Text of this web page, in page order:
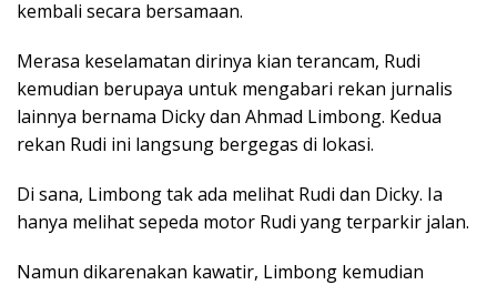
kembali secara bersamaan.
Merasa keselamatan dirinya kian terancam, Rudi
kemudian berupaya untuk mengabari rekan jurnalis
lainnya bernama Dicky dan Ahmad Limbong. Kedua
rekan Rudi ini langsung bergegas di lokasi.
Di sana, Limbong tak ada melihat Rudi dan Dicky. Ia
hanya melihat sepeda motor Rudi yang terparkir jalan.
Namun dikarenakan kawatir, Limbong kemudian